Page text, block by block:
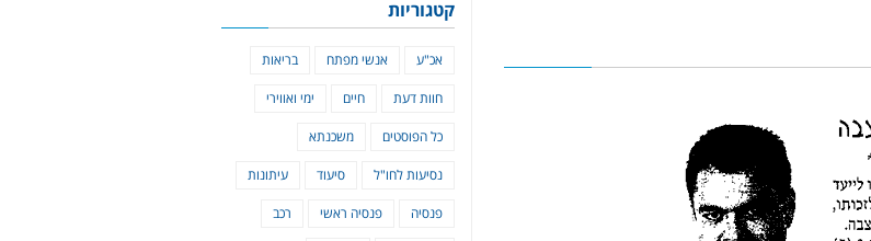
קטגוריות
אכ"ע אנשי מפתח בריאות
חוות דעת חיים ימי ואווירי
כל הפוסטים משכנתא
נסיעות לחו"ל סיעוד עיתונות
פנסיה פנסיה ראשי רכב